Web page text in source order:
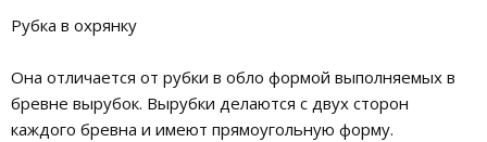
Рубка в охрянку
Она отличается от рубки в обло формой выполняемых в
бревне вырубок. Вырубки делаются с двух сторон
каждого бревна и имеют прямоугольную форму.